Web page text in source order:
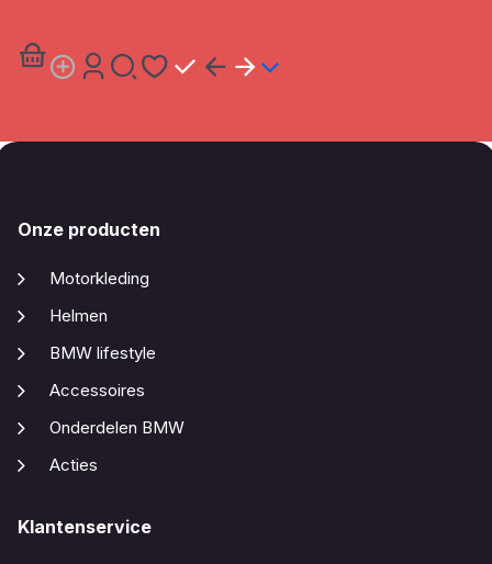
Onze producten
Motorkleding
Helmen
BMW lifestyle
Accessoires
Onderdelen BMW
Acties
Klantenservice